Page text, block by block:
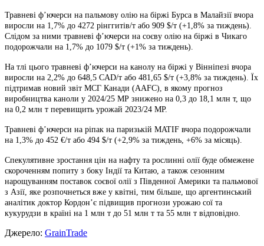
Травневі ф’ючерси на пальмову олію на біржі Бурса в Малайзії вчора
виросли на 1,7% до 4272 рінггитів/т або 909 $/т (+1,8% за тиждень).
Слідом за ними травневі ф’ючерси на соєву олію на біржі в Чикаго
подорожчали на 1,7% до 1079 $/т (+1% за тиждень).
На тлі цього травневі ф’ючерси на канолу на біржі у Вінніпезі вчора
виросли на 2,2% до 648,5 CAD/т або 481,65 $/т (+3,8% за тиждень). Їх
підтримав новий звіт МСГ Канади (AAFC), в якому прогноз
виробництва каноли у 2024/25 МР знижено на 0,3 до 18,1 млн т, що
на 0,2 млн т перевищить урожай 2023/24 МР.
Травневі ф’ючерси на ріпак на паризькій MATIF вчора подорожчали
на 1,3% до 452 €/т або 494 $/т (+2,9% за тиждень, +6% за місяць).
Спекулятивне зростання цін на нафту та рослинні олії буде обмежене
скороченням попиту з боку Індії та Китаю, а також сезонним
нарощуванням поставок соєвої олії з Південної Америки та пальмової
з Азії, яке розпочнеться вже у квітні, тим більше, що аргентинський
аналітик доктор Кордон’є підвищив прогнози урожаю сої та
кукурудзи в країні на 1 млн т до 51 млн т та 55 млн т відповідно.
Джерело: GrainTrade